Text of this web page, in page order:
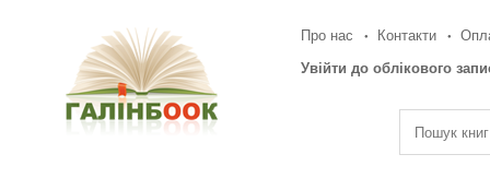
Про нас Контакти
Увійти до облікового